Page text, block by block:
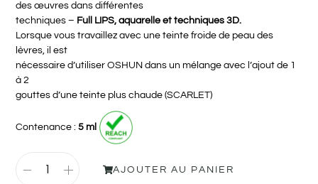
des œuvres dans différentes
techniques – Full LIPS, aquarelle et techniques 3D.
Lorsque vous travaillez avec une teinte froide de peau des
lèvres, il est
nécessaire d’utiliser OSHUN dans un mélange avec l’ajout de 1
à 2
gouttes d’une teinte plus chaude (SCARLET)
Contenance : 5 ml
AJOUTER AU PANIER